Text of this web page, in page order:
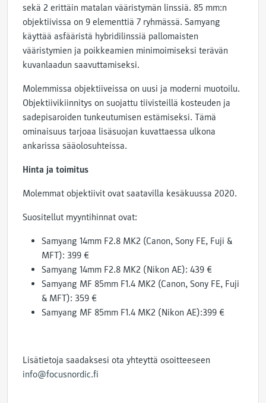
sekä 2 erittäin matalan vääristymän linssiä. 85 mm:n
objektiivissa on 9 elementtiä 7 ryhmässä. Samyang
käyttää asfääristä hybridilinssiä pallomaisten
vääristymien ja poikkeamien minimoimiseksi terävän
kuvanlaadun saavuttamiseksi.
Molemmissa objektiiveissa on uusi ja moderni muotoilu.
Objektiivikiinnitys on suojattu tiivisteillä kosteuden ja
sadepisaroiden tunkeutumisen estämiseksi. Tämä
ominaisuus tarjoaa lisäsuojan kuvattaessa ulkona
ankarissa sääolosuhteissa.
Hinta ja toimitus
Molemmat objektiivit ovat saatavilla kesäkuussa 2020.
Suositellut myyntihinnat ovat:
Samyang 14mm F2.8 MK2 (Canon, Sony FE, Fuji &
MFT): 399 €
Samyang 14mm F2.8 MK2 (Nikon AE): 439 €
Samyang MF 85mm F1.4 MK2 (Canon, Sony FE, Fuji
& MFT): 359 €
Samyang MF 85mm F1.4 MK2 (Nikon AE):399 €
Lisätietoja saadaksesi ota yhteyttä osoitteeseen
info@focusnordic.fi